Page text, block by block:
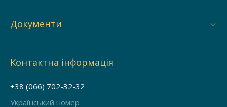
Документи
Контактна інформація
+38 (066) 702-32-32
Український номер